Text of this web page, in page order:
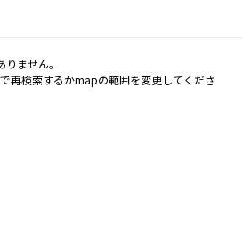
ません。
再検索するかmapの範囲を変更してくださ